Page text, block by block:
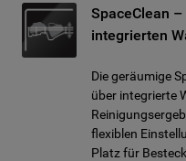
SpaceClean
integrierten
Die geräumige
über integrierte
flexiblen
Platz für